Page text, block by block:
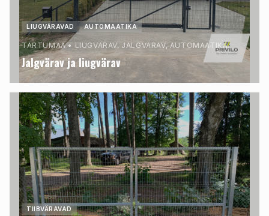
LIUGVÄRAVAD AUTOMAATIKA
TARTUMAA• LIUGVÄRAV, JALGVÄRAV, AUTOMAATIKA.
Jalgvärav ja liugvärav
TIIBVÄRAVAD